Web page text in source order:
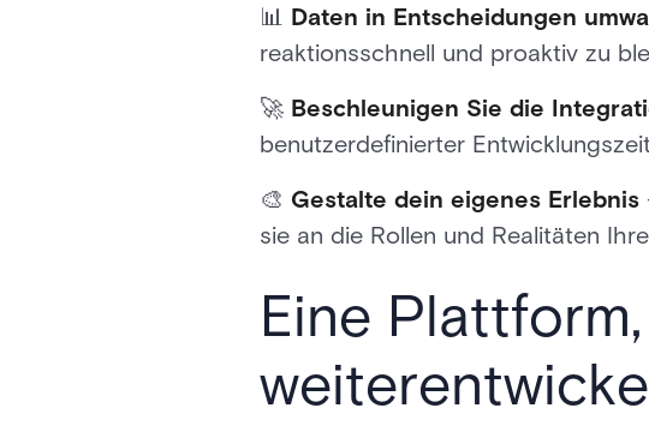
📊 Daten in Entscheidungen
reaktionsschnell und proaktiv zu
🚀 Beschleunigen Sie die
benutzerdefinierter
🎨 Gestalte dein eigenes Erlebnis
sie an die Rollen und Realitäten
Eine